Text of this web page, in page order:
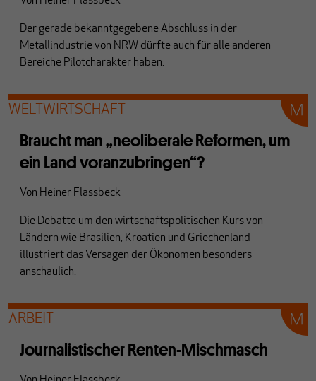
Der gerade bekanntgegebene Abschluss in der
Metallindustrie von NRW dürfte auch für alle anderen
Bereiche Pilotcharakter haben.
WELTWIRTSCHAFT
Braucht man „neoliberale Reformen, um
ein Land voranzubringen“?
Von Heiner Flassbeck
Die Debatte um den wirtschaftspolitischen Kurs von
Ländern wie Brasilien, Kroatien und Griechenland
illustriert das Versagen der Ökonomen besonders
anschaulich.
ARBEIT
Journalistischer Renten-Mischmasch